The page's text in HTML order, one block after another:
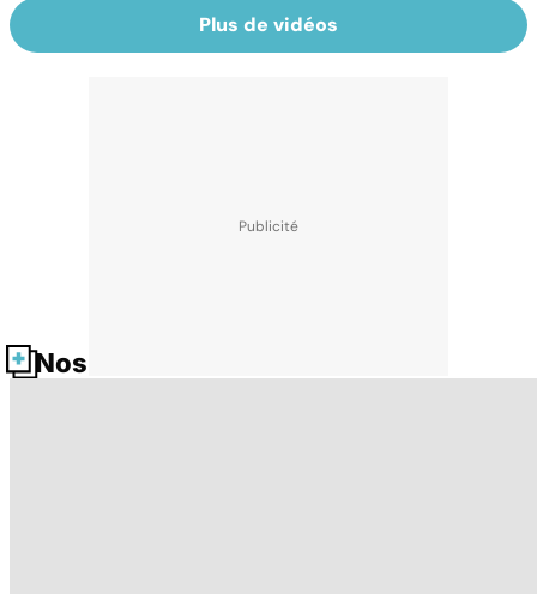
Plus de vidéos
Nos fiches santé